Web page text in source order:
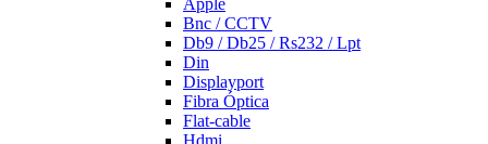
Apple
Bnc / CCTV
Db9 / Db25 / Rs232 / Lpt
Din
Displayport
Fibra Óptica
Flat-cable
Hdmi